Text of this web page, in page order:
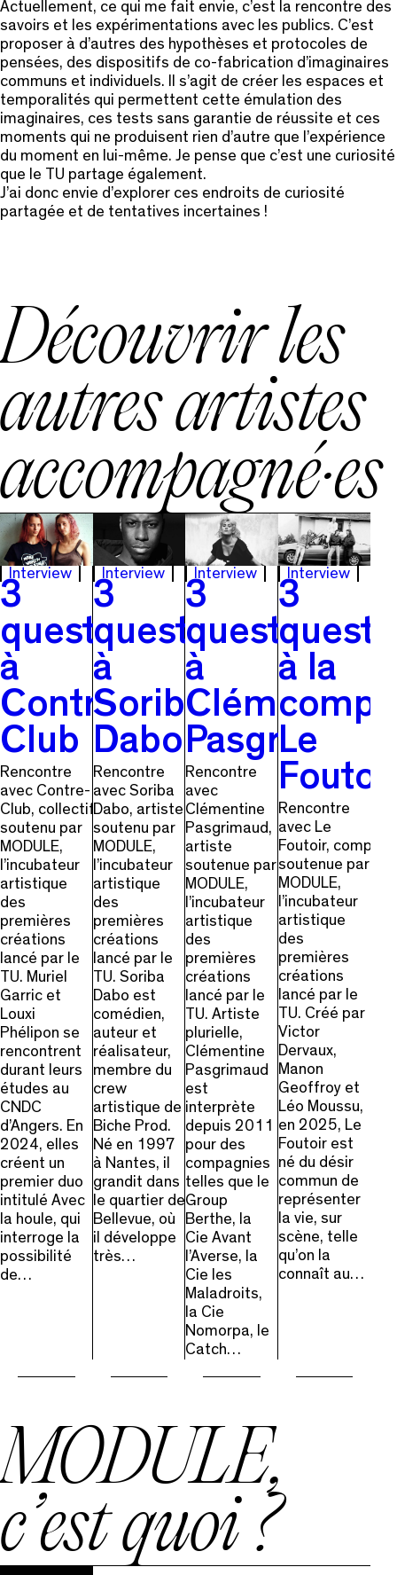
Actuellement, ce qui me fait envie, c’est la rencontre des
savoirs et les expérimentations avec les publics. C’est
proposer à d’autres des hypothèses et protocoles de
pensées, des dispositifs de co-fabrication d’imaginaires
communs et individuels. Il s’agit de créer les espaces et
temporalités qui permettent cette émulation des
imaginaires, ces tests sans garantie de réussite et ces
moments qui ne produisent rien d’autre que l’expérience
du moment en lui-même. Je pense que c’est une curiosité
que le TU partage également.
J’ai donc envie d’explorer ces endroits de curiosité
partagée et de tentatives incertaines !
Découvrir les
autres artistes
accompagné·es
Interview
3
questions
à
Contre-
Club
Rencontre
avec Contre-
Club, collectif
soutenu par
MODULE,
l’incubateur
artistique
des
premières
créations
lancé par le
TU. Muriel
Garric et
Louxi
Phélipon se
rencontrent
durant leurs
études au
CNDC
d’Angers. En
2024, elles
créent un
premier duo
intitulé Avec
la houle, qui
interroge la
possibilité
de…
Interview
3
questions
à
Soriba
Dabo
Rencontre
avec Soriba
Dabo, artiste
soutenu par
MODULE,
l’incubateur
artistique
des
premières
créations
lancé par le
TU. Soriba
Dabo est
comédien,
auteur et
réalisateur,
membre du
crew
artistique de
Biche Prod.
Né en 1997
à Nantes, il
grandit dans
le quartier de
Bellevue, où
il développe
très…
Interview
3
questions
à
Clémentine
Pasgrimaud
Rencontre
avec
Clémentine
Pasgrimaud,
artiste
soutenue par
MODULE,
l’incubateur
artistique
des
premières
créations
lancé par le
TU. Artiste
plurielle,
Clémentine
Pasgrimaud
est
interprète
depuis 2011
pour des
compagnies
telles que le
Group
Berthe, la
Cie Avant
l’Averse, la
Cie les
Maladroits,
la Cie
Nomorpa, le
Catch…
Interview
3
à la
Le
Rencontre
avec Le
Foutoir,
soutenue par
MODULE,
l’incubateur
artistique
des
premières
créations
lancé par le
TU. Créé par
Victor
Dervaux,
Manon
Geoffroy et
Léo Moussu,
en 2025, Le
Foutoir est
né du désir
commun de
représenter
la vie, sur
scène, telle
qu’on la
connaît au…
MODULE,
c’est quoi ?